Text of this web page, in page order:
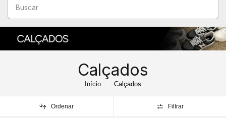
Calçados
Início Calçados
Ordenar Filtrar